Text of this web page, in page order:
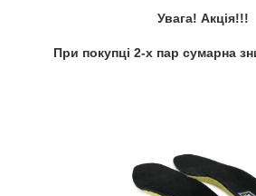
Увага! Акція!!!
При покупці 2-х пар сумарна